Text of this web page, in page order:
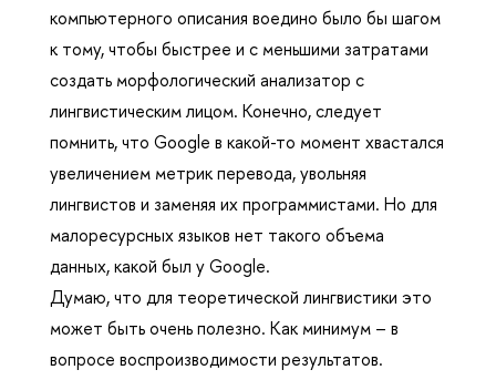
компьютерного описания воедино было бы шагом
к тому, чтобы быстрее и с меньшими затратами
создать морфологический анализатор с
лингвистическим лицом. Конечно, следует
помнить, что Google в какой-то момент хвастался
увеличением метрик перевода, увольняя
лингвистов и заменяя их программистами. Но для
малоресурсных языков нет такого объема
данных, какой был у Google.
Думаю, что для теоретической лингвистики это
может быть очень полезно. Как минимум – в
вопросе воспроизводимости результатов.